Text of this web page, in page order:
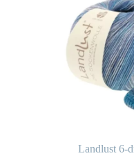
Landlust 6-